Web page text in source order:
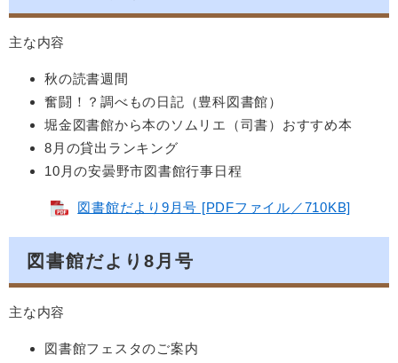
主な内容
秋の読書週間
奮闘！？調べもの日記（豊科図書館）
堀金図書館から本のソムリエ（司書）おすすめ本
8月の貸出ランキング
10月の安曇野市図書館行事日程
図書館だより9月号 [PDFファイル／710KB]
図書館だより8月号
主な内容
図書館フェスタのご案内